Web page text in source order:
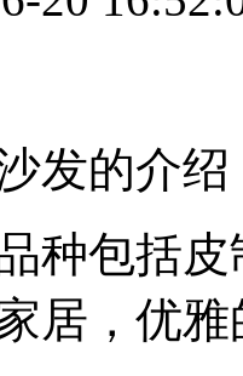
的介绍
包括皮
居，优